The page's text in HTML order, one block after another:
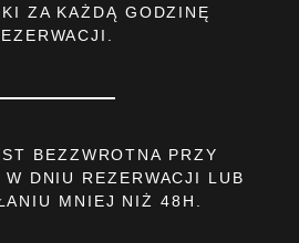
ZA KAŻDĄ GODZINĘ
BEZZWROTNA PRZY
W DNIU REZERWACJI LUB
MNIEJ NIŻ 48H.